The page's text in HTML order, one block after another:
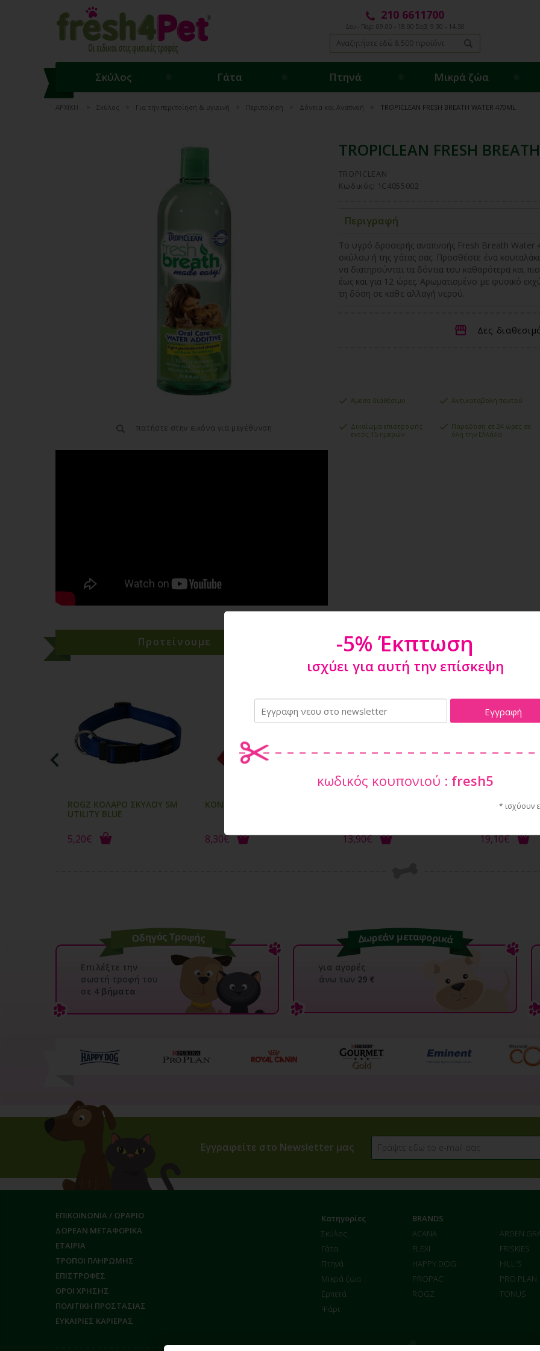
210 6611700
Δευ - Παρ: 09.00 - 18.00 Σαβ: 9.30 - 14.30
Σκύλος Γάτα Πτηνά Μικρά ζώα
ΑΡΧΙΚΗ Σκύλος Για την περιποίηση & υγιεινή Περιποίηση Δόντια και Αναπνοή TROPICLEAN FRESH BREATH WATER 470ML
πατήστε στην εικόνα για μεγέθυνση
TROPICLEAN FRESH
TROPICLEAN
Κωδικός: 1C4055002
Περιγραφή
Το υγρό δροσερής αναπνοής Fresh Breath Water
σκύλου ή της γάτας σας. Προσθέστε ένα
να διατηρούνται τα δόντια του καθαρότερα και
έως και για 12 ώρες. Αρωματισμένο με φυσικό
τη δόση σε κάθε αλλαγή νερού.
Δες
Άμεσα διαθέσιμο Αντικαταβολή παντού
Δικαίωμα επιστροφής
εντός 15 ημερών
Παράδοση σε 24 ώρες σε
όλη την Ελλάδα
Προτείνουμε Προϊόντα που δεν πρέπει να χάσεις
ROGZ ΚΟΛΑΡΟ ΣΚΥΛΟΥ SM
UTILITY BLUE
5,20€
KONG DENTAL STICK SM ..
8,30€ 13,90€
DERMOSCENT
DOG&CAT
19,10€
Επιλέξτε την
σωστή τροφή του
σε 4 βήματα
για αγορές
άνω των 29 €
Εγγραφείτε στο Newsletter μας
ΕΠΙΚΟΙΝΩΝΙΑ / ΩΡΑΡΙΟ
ΔΩΡΕΑΝ ΜΕΤΑΦΟΡΙΚΑ
ΕΤΑΙΡΙΑ
ΤΡΟΠΟΙ ΠΛΗΡΩΜΗΣ
ΕΠΙΣΤΡΟΦΕΣ
ΟΡΟΙ ΧΡΗΣΗΣ
ΠΟΛΙΤΙΚΗ ΠΡΟΣΤΑΣΙΑΣ
ΕΥΚΑΙΡΙΕΣ ΚΑΡΙΕΡΑΣ
Κατηγορίες
Σκύλος
Γάτα
Πτηνά
Μικρά ζώα
Ερπετά
Ψάρι
BRANDS
ACANA
ARDEN
FLEXI
FRISKIES
HAPPY DOG
HILL'S
PROPAC
PRO PLAN
ROGZ
TONUS
-5% Έκπτωση
ισχύει για αυτή την επίσκεψη
κωδικός κουπονιού : fresh5
* ισχύουν